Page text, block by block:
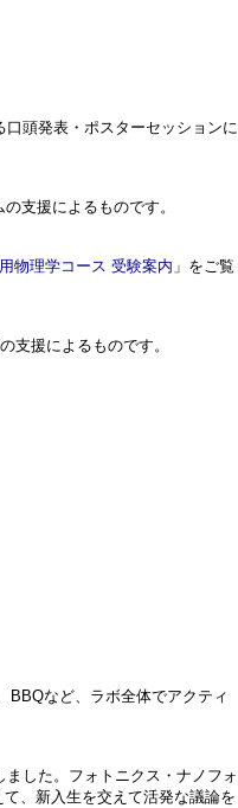
頭発表・ポスターセッションに
支援によるものです。
物理学コース 受験案内 」をご覧
支援によるものです。
BBQなど、ラボ全体でアクティ
した。フォトニクス・ナノフォ
、新入生を交えて活発な議論を